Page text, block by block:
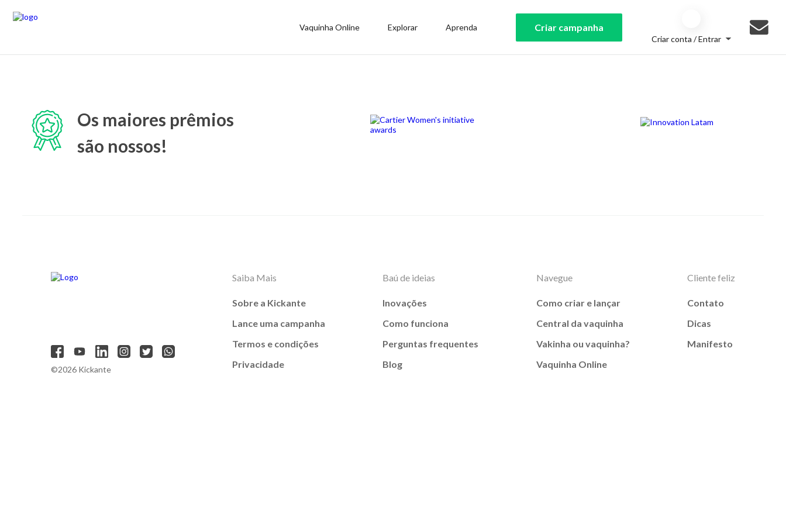
Vaquinha Online Explorar Aprenda Criar campanha
Criar conta / Entrar
Os maiores prêmios
são nossos!
©2026 Kickante
Saiba Mais
Sobre a Kickante
Lance uma campanha
Termos e condições
Privacidade
Baú de ideias
Inovações
Como funciona
Perguntas frequentes
Blog
Navegue
Como criar e lançar
Central da vaquinha
Vakinha ou vaquinha?
Vaquinha Online
Cliente feliz
Contato
Dicas
Manifesto